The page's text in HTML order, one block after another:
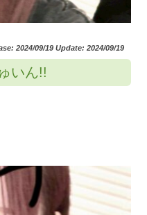
2024/09/19 Update: 2024/09/19
いん!!